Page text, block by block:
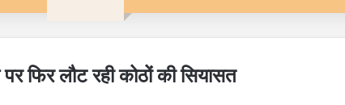
फिर लौट रही कोठों की सियासत